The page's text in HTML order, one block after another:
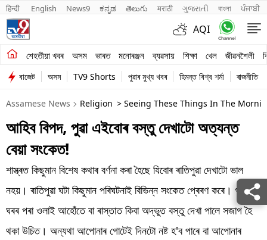
हिन्दी English News9 ಕನ್ನಡ తెలుగు मराठी ગુજરાતી বাংলা ਪੰਜਾਬੀ
AQI
শেহতীয়া খবৰ অসম ভাৰত মনোৰঞ্জন ব্যৱসায় শিক্ষা খেল জীৱনশৈলী
শেহতীয়া খবৰ
অসম
ভাৰত
মনোৰঞ্জন
শিক্ষা
খেল
বাজেট অসম TV9 Shorts পুৱাৰ মুখ্য খবৰ হিমন্ত বিশ্ব শৰ্মা ৰাজনীতি
Assamese News Religion > Seeing These Things In The
আহিব বিপদ, পুৱা এইবোৰ বস্তু দেখাটো অত্যন্ত
বেয়া সংকেত!
শাস্ত্ৰত কিছুমান বিশেষ কথাৰ বৰ্ণনা কৰা হৈছে যিবোৰ ৰাতিপুৱা দেখাটো ভাল
নহয়। ৰাতিপুৱা ঘটা কিছুমান পৰিঘটনাই বিভিন্ন সংকেত প্ৰেৰণ কৰে। গতিকে
ঘৰৰ পৰা ওলাই আহোঁতে বা ৰাস্তাত কিবা অদ্ভুত বস্তু দেখা পালে সজাগ হৈ
থকা উচিত। অন্যথা আপোনাৰ গোটেই দিনটো নষ্ট হ'ব পাৰে বা আপোনাৰ